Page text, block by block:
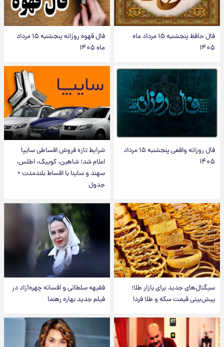
فال حافظ پنجشنبه ۱۵ مرداد ماه
۱۴۰۵
فال قهوه روزانه پنجشنبه ۱۵ مرداد
ماه ۱۴۰۵
فال روزانه واقعی پنجشنبه ۱۵ مرداد
۱۴۰۵
شرایط تازه فروش اقساطی سایپا
اعلام شد؛ شاهین، کوییک، اطلس،
سهند و ساینا با اقساط بلندمدت +
جدول
سیگنال‌های جدید برای بازار طلا؛
پیش‌بینی قیمت سکه و طلا فردا
فقیهه سلطانی و افسانه چهره‌آزاد در
فیلم جدید بهاره رهنما